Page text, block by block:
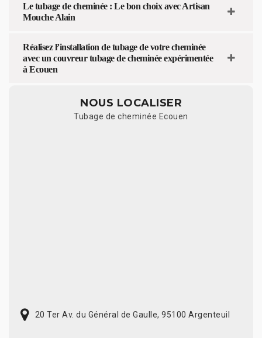
Le tubage de cheminée : Le bon choix avec Artisan
Mouche Alain
Réalisez l’installation de tubage de votre cheminée
avec un couvreur tubage de cheminée expérimentée
à Ecouen
NOUS LOCALISER
Tubage de cheminée Ecouen
20 Ter Av. du Général de Gaulle, 95100 Argenteuil